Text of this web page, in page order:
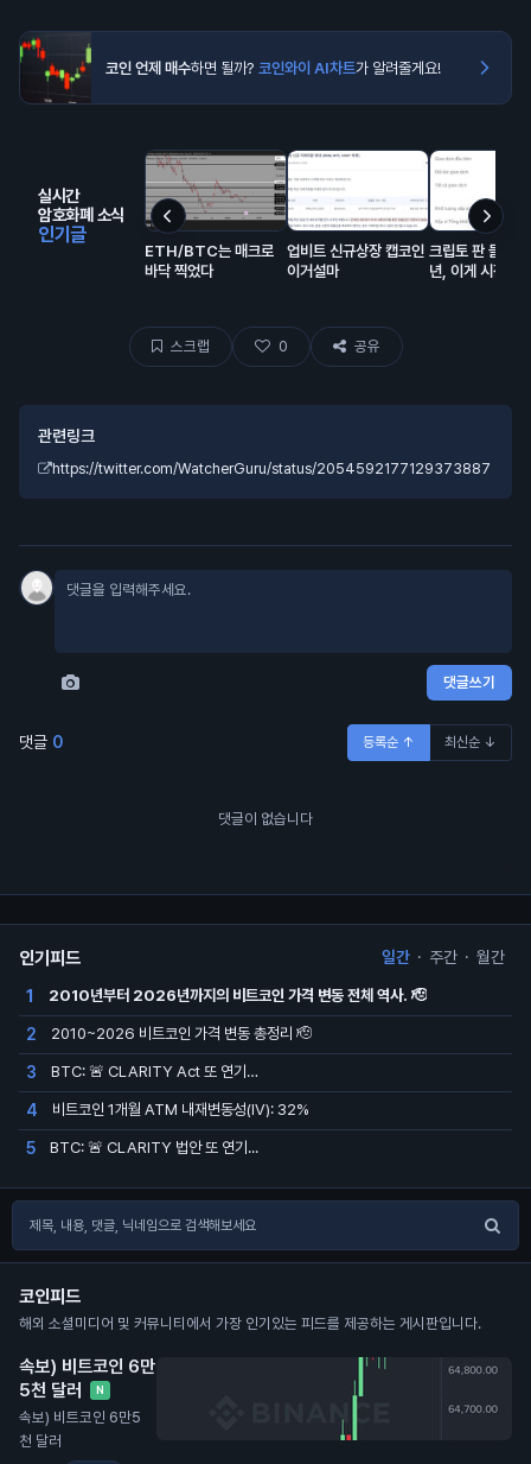
코인 언제 매수하면 될까? 코인와이 AI차트가 알려줄게요!
실시간
암호화폐 소식
인기글
ETH/BTC는 매크로
바닥 찍었다
업비트 신규상장 캡코인
이거설마
크립토 판 들어
년, 이게 시장에
스크랩 0 공유
관련링크
https://twitter.com/WatcherGuru/status/2054592177129373887
댓글쓰기
댓글 0 등록순 ↑ 최신순 ↓
댓글이 없습니다
인기피드 일간 · 주간 · 월간
1 2010년부터 2026년까지의 비트코인 가격 변동 전체 역사. 🫡
2 2010~2026 비트코인 가격 변동 총정리 🫡
3 BTC: 🚨 CLARITY Act 또 연기…
4 비트코인 1개월 ATM 내재변동성(IV): 32%
5 BTC: 🚨 CLARITY 법안 또 연기...
코인피드
해외 소셜미디어 및 커뮤니티에서 가장 인기있는 피드를 제공하는 게시판입니다.
속보) 비트코인 6만
5천 달러
N
속보) 비트코인 6만5
천 달러